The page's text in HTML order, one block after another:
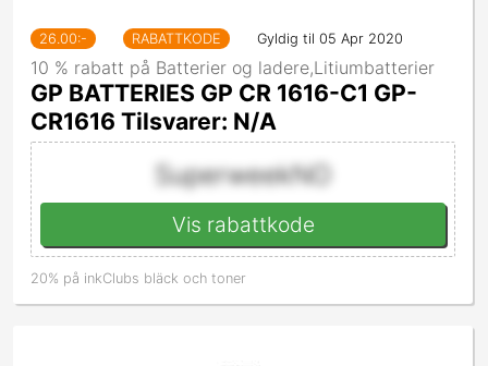
26.00:- RABATTKODE Gyldig til 05 Apr 2020
10 % rabatt på Batterier og ladere,Litiumbatterier
GP BATTERIES GP CR 1616-C1 GP-
CR1616 Tilsvarer: N/A
SuperweekNO
Vis rabattkode
20% på inkClubs bläck och toner